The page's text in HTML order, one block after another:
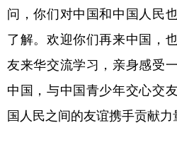
问，你们对中国和中国人民
了解。欢迎你们再来中国，
友来华交流学习，亲身感受
中国，与中国青少年交心交
国人民之间的友谊携手贡献力